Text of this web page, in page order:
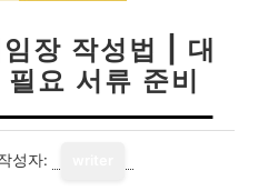
장 작성법 | 대
요 서류 준비
성자: